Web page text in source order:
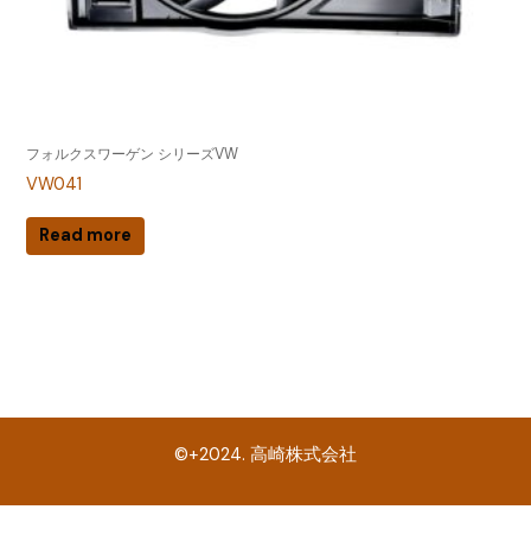
フォルクスワーゲン シリーズVW
VW041
Read more
©+2024. 高崎株式会社